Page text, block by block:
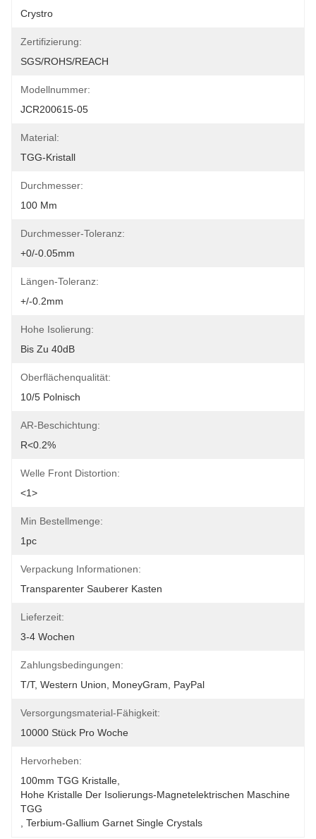
Crystro
Zertifizierung:
SGS/ROHS/REACH
Modellnummer:
JCR200615-05
Material:
TGG-Kristall
Durchmesser:
100 Mm
Durchmesser-Toleranz:
+0/-0.05mm
Längen-Toleranz:
+/-0.2mm
Hohe Isolierung:
Bis Zu 40dB
Oberflächenqualität:
10/5 Polnisch
AR-Beschichtung:
R<0.2%
Welle Front Distortion:
<1>
Min Bestellmenge:
1pc
Verpackung Informationen:
Transparenter Sauberer Kasten
Lieferzeit:
3-4 Wochen
Zahlungsbedingungen:
T/T, Western Union, MoneyGram, PayPal
Versorgungsmaterial-Fähigkeit:
10000 Stück Pro Woche
Hervorheben:
100mm TGG Kristalle
Hohe Kristalle Der Isolierungs-Magnetelektrischen Maschine
TGG
Terbium-Gallium Garnet Single Crystals